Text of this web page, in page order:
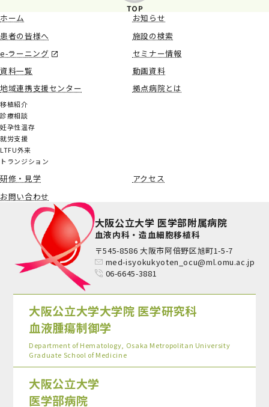
ホーム
お知らせ
患者の皆様へ
施設の検索
e-ラーニング
セミナー情報
資料一覧
動画資料
地域連携支援センター
移植紹介
診療相談
妊孕性温存
就労支援
LTFU外来
トランジション
拠点病院とは
研修・見学
アクセス
お問い合わせ
大阪公立大学 医学部附属病院
血液内科・造血細胞移植科
〒545-8586 大阪市阿倍野区旭町1-5-7
med-isyokukyoten_ocu@ml.omu.ac.jp
06-6645-3881
大阪公立大学大学院 医学研究科
血液腫瘍制御学
Department of Hematology, Osaka Metropolitan University
Graduate School of Medicine
大阪公立大学
医学部病院